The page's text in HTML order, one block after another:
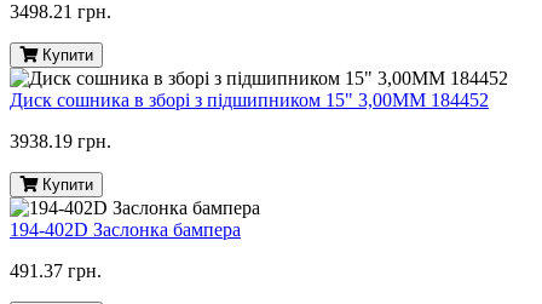
3498.21 грн.
Купити
Диск сошника в зборі з підшипником 15" 3,00MM 184452
3938.19 грн.
Купити
194-402D Заслонка бампера
491.37 грн.